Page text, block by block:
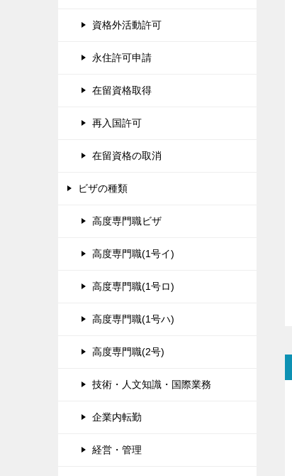
資格外活動許可
永住許可申請
在留資格取得
再入国許可
在留資格の取消
ビザの種類
高度専門職ビザ
高度専門職(1号イ)
高度専門職(1号ロ)
高度専門職(1号ハ)
高度専門職(2号)
技術・人文知識・国際業務
企業内転勤
経営・管理